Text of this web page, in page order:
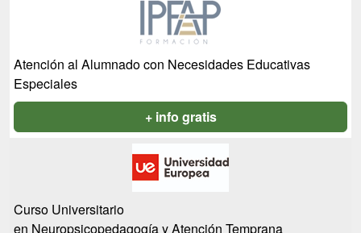
Atención al Alumnado con Necesidades Educativas
Especiales
+ info gratis
Curso Universitario
en Neuropsicopedagogía y Atención Temprana